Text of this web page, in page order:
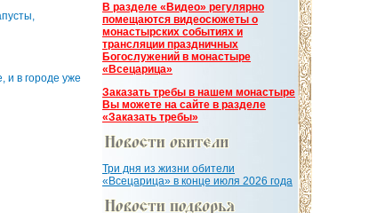
и в городе уже
В разделе «Видео» регулярно
помещаются видеосюжеты о
монастырских событиях и
трансляции праздничных
Богослужений в монастыре
«Всецарица»
Заказать требы в нашем монастыре
Вы можете на сайте в разделе
«Заказать требы»
Три дня из жизни обители
«Всецарица» в конце июля 2026 года